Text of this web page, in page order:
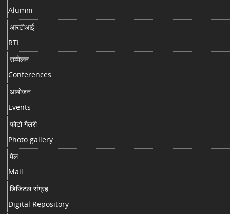
Alumni
आरटीआई
RTI
सम्मेलन
Conferences
आयोजन
Events
फोटो गैलरी
Photo gallery
मेल
Mail
डिजिटल संग्रह
Digital Repository